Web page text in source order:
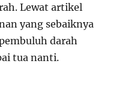
Lewat artikel
yang sebaiknya
darah
tua nanti.